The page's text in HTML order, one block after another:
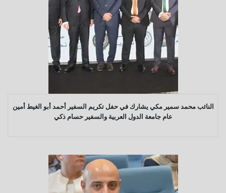
النائب محمد سمير مكي يشارك في حفل تكريم السفير أحمد أبو الغيط أمين
عام جامعة الدول العربية والسفير حسام ذكي